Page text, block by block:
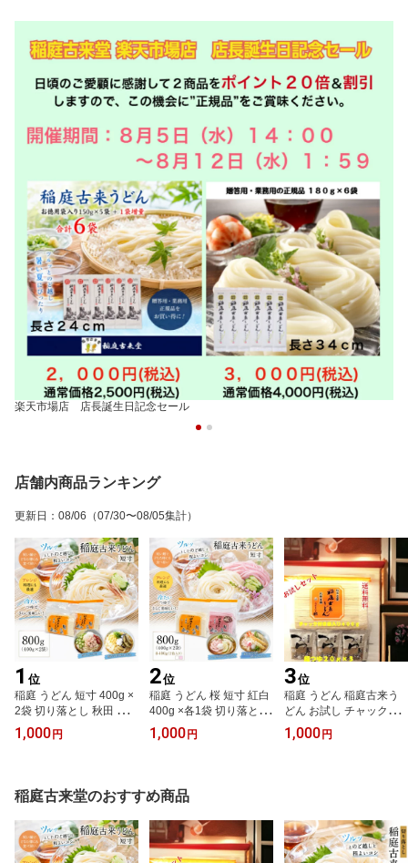
楽天市場店 店長誕生日記念セール
店舗内商品ランキング
更新日 ： 08/06 （07/30〜08/05集計）
1 位
稲庭 うどん 短寸 400g ×
2袋 切り落とし 秋田 国産
日本三大 うどん 名産品
ふるさと納税 返礼品 お
作り
1,000円
2位
稲庭 うどん 桜 短寸 紅白
400g ×各1袋 切り落とし
秋田 国産 日本三大 うど
ん 名産品 ふるさと納税
元 歳暮 手作り 慶事 お祝
い さくら 桜 2色 紅白
1,000円
3位
稲庭 うどん 稲庭古来う
どん お試し チャック付
き 400g 麺つゆ付き 秋田
日本三大うどん 伝統製法
1,000円
稲庭古来堂のおすすめ商品